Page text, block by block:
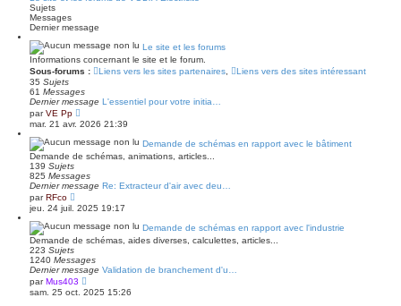
s
a
e
e
n
e
m
e
s
a
g
Sujets
Messages
Dernier message
Le site et les forums
Informations concernant le site et le forum.
Sous-forums :
Liens vers les sites partenaires
Liens vers des sites intéressant
35 Sujets
61 Messages
Dernier message L'essentiel pour votre initia…
parVE Pp
o
i
r
e
e
r
i
r
m
s
s
a
g
e
mar. 21 avr. 2026 21:39
Demande de schémas en rapport avec le bâtiment
Demande de schémas, animations, articles...
139 Sujets
825 Messages
Dernier message Re: Extracteur d'air avec deu…
parRFco
o
r
e
e
r
n
i
jeu. 24 juil. 2025 19:17
Demande de schémas en rapport avec l'industrie
Demande de schémas, aides diverses, calculettes, articles...
223 Sujets
1240 Messages
Dernier message Validation de branchement d'u…
parMus403
o
i
sam. 25 oct. 2025 15:26